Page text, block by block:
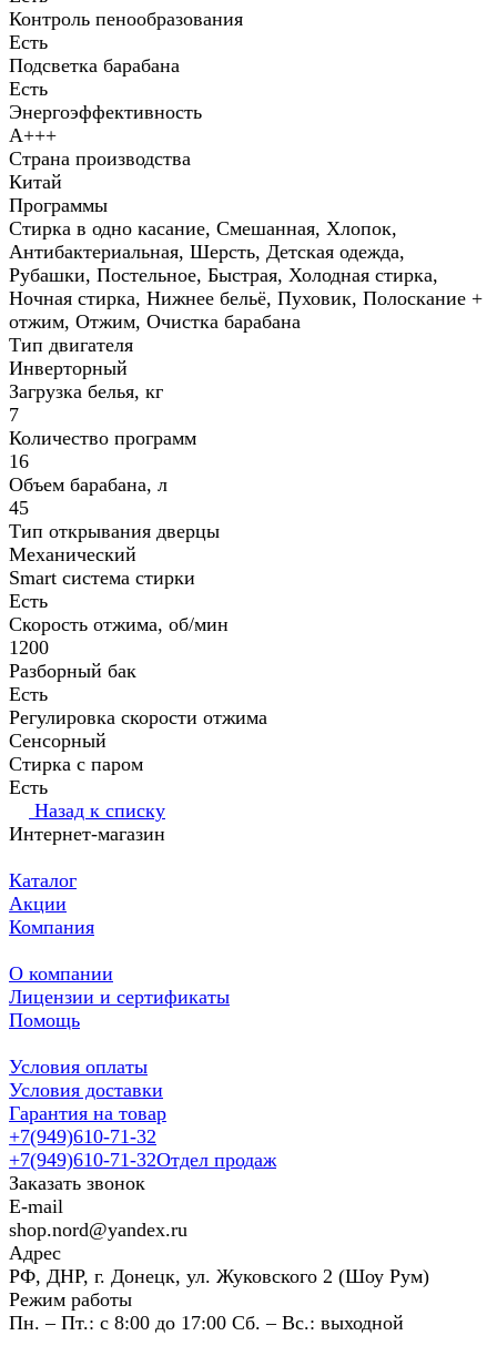
Контроль пенообразования
Есть
Подсветка барабана
Есть
Энергоэффективность
A+++
Страна производства
Китай
Программы
Стирка в одно касание, Смешанная, Хлопок,
Антибактериальная, Шерсть, Детская одежда,
Рубашки, Постельное, Быстрая, Холодная стирка,
Ночная стирка, Нижнее бельё, Пуховик, Полоскание +
отжим, Отжим, Очистка барабана
Тип двигателя
Инвер­торный
Загрузка белья, кг
7
Количество программ
16
Объем барабана, л
45
Тип открывания дверцы
Механический
Smart система стирки
Есть
Скорость отжима, об/⁠мин
1200
Разборный бак
Есть
Регулировка скорости отжима
Сенсорный
Стирка с паром
Есть
Назад к списку
Интернет-магазин
Каталог
Акции
Компания
О компании
Лицензии и сертификаты
Помощь
Условия оплаты
Условия доставки
Гарантия на товар
+7(949)610-71-32
+7(949)610-71-32Отдел продаж
Заказать звонок
E-mail
shop.nord@yandex.ru
Адрес
РФ, ДНР, г. Донецк, ул. Жуковского 2 (Шоу Рум)
Режим работы
Пн. – Пт.: с 8:00 до 17:00 Сб. – Вс.: выходной